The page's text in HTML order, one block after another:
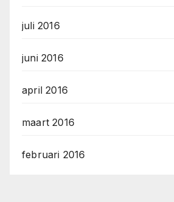
juli 2016
juni 2016
april 2016
maart 2016
februari 2016